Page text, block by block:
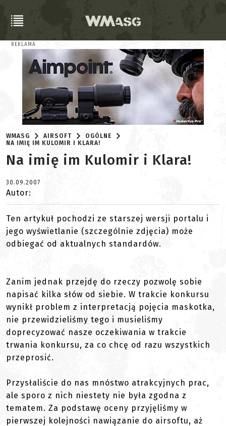
REKLAMA
WMASG AIRSOFT
OGÓLNE
NA IMIĘ IM KULOMIR I KLARA!
Na imię im Kulomir i Klara!
30.09.2007
Autor:
Ten artykuł pochodzi ze starszej wersji portalu i
jego wyświetlanie (szczególnie zdjęcia) może
odbiegać od aktualnych standardów.
Zanim jednak przejdę do rzeczy pozwolę sobie
napisać kilka słów od siebie. W trakcie konkursu
wynikł problem z interpretacją pojęcia maskotka,
nie przewidzieliśmy tego i musieliśmy
doprecyzować nasze oczekiwania w trakcie
trwania konkursu, za co chcę od razu wszystkich
przeprosić.
Przysłaliście do nas mnóstwo atrakcyjnych prac,
ale sporo z nich niestety nie była zgodna z
tematem. Za podstawę oceny przyjęliśmy w
pierwszej kolejności nawiązanie do airsoftu, aż